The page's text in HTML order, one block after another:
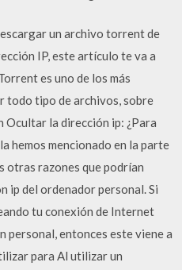
un archivo torrent de
IP, este artículo te va a
es uno de los más
todo tipo de archivos, sobre
Ocultar la dirección ip: ¿Para
hemos mencionado en la parte
otras razones que podrían
ip del ordenador personal. Si
tu conexión de Internet
entonces este viene a
para Al utilizar un